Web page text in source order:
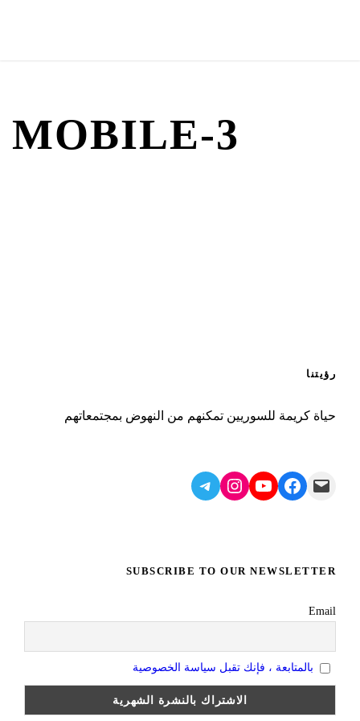
MOBILE-3
رؤيتنا
حياة كريمة للسوريين تمكنهم من النهوض بمجتمعاتهم
Mail
Facebook
YouTube
Instagram
Telegram
SUBSCRIBE TO OUR NEWSLETTER
Email
بالمتابعة ، فإنك تقبل سياسة الخصوصية